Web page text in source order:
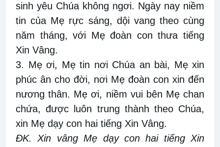
sinh yêu Chúa không ngơi. Ngày nay niềm
tin của Mẹ rực sáng, dội vang theo cùng
năm tháng, với Mẹ đoàn con thưa tiếng
Xin Vâng.
3. Mẹ ơi, Mẹ tin nơi Chúa an bài, Mẹ xin
phúc ân cho đời, nơi Mẹ đoàn con xin đến
nương thân. Mẹ ơi, niềm vui bên Mẹ chan
chứa, được luôn trung thành theo Chúa,
xin Mẹ dạy con hai tiếng Xin Vâng.
ĐK. Xin vâng Mẹ dạy con hai tiếng Xin